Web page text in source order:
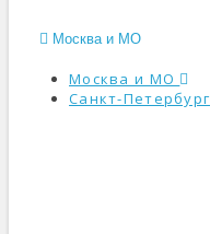
Москва и МО
Москва и МО
Санкт-Петербург